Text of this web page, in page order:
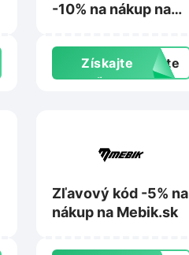
-10% na nákup na
Získajte
zľavu
exte
Zľavový kód -5% na
nákup na Mebik.sk